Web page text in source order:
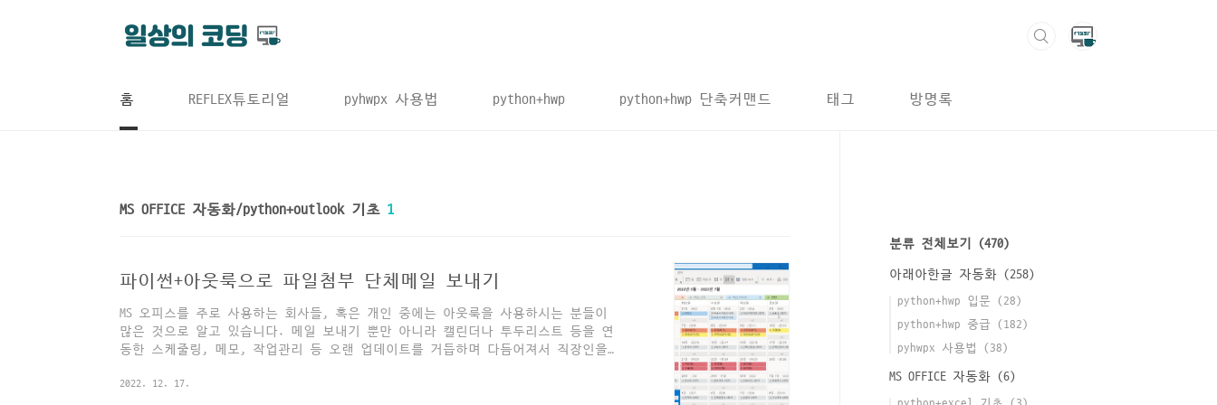
홈 REFLEX튜토리얼 pyhwpx 사용법 python+hwp python+hwp 단축커맨드 태그 방명록
MS OFFICE 자동화/python+outlook 기초 1
파이썬+아웃룩으로 파일첨부 단체메일 보내기
MS 오피스를 주로 사용하는 회사들, 혹은 개인 중에는 아웃룩을 사용하시는 분들이
많은 것으로 알고 있습니다. 메일 보내기 뿐만 아니라 캘린더나 투두리스트 등을 연
동한 스케줄링, 메모, 작업관리 등 오랜 업데이트를 거듭하며 다듬어져서 직장인을
리잡고 있다고 생각합니다. 이번 포스팅에서는 간단한 파이썬 코드로 아웃룩 단체메
2022. 12. 17.
분류 전체보기 (470)
아래아한글 자동화 (258)
python+hwp 입문 (28)
python+hwp 중급 (182)
pyhwpx 사용법 (38)
MS OFFICE 자동화 (6)